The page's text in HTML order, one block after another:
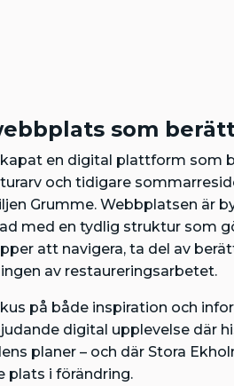
som
en digital plattform som
och tidigare
Grumme. Webbplatsen är
med en tydlig struktur som
att navigera, ta del av
av restaureringsarbetet.
på både inspiration och
digital upplevelse där
planer – och där Stora
plats i förändring.